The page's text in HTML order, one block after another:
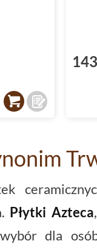
Płytki Azteca
dla